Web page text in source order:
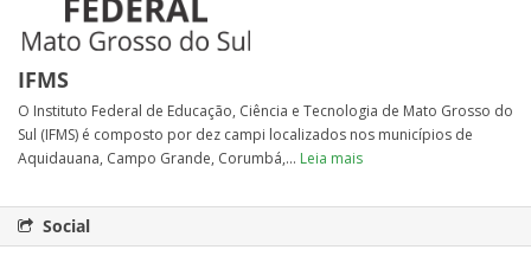
IFMS
O Instituto Federal de Educação, Ciência e Tecnologia de Mato Grosso do
Sul (IFMS) é composto por dez campi localizados nos municípios de
Aquidauana, Campo Grande, Corumbá,... Leia mais
Social